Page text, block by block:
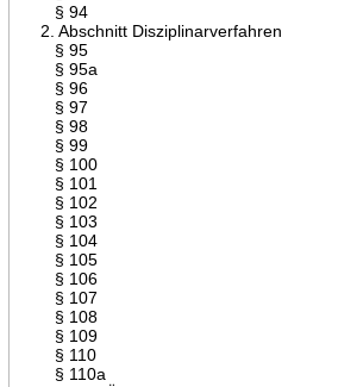
§ 94
2. Abschnitt Disziplinarverfahren
§ 95
§ 95a
§ 96
§ 97
§ 98
§ 99
§ 100
§ 101
§ 102
§ 103
§ 104
§ 105
§ 106
§ 107
§ 108
§ 109
§ 110
§ 110a